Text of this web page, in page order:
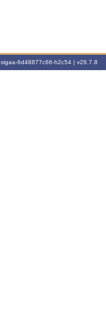
6d48877c66-h2c54 | v26.7.8